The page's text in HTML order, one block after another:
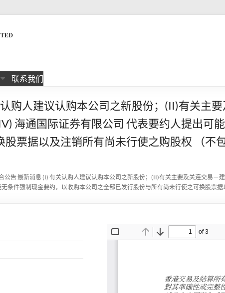
联系我们
购人建议认购本公司之新股份；(II)有关主
海通国际证券有限公司 代表要约人提出可
股票据以及注销所有尚未行使之购股权 （不
公告 最新消息 (I) 有关认购人建议认购本公司之新股份；(II)有关主要及关连交易
条件强制现金要约，以收购本公司之全部已发行股份与所有尚未行使之可换股票